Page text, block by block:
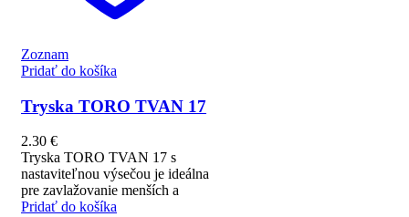
Zoznam
Pridať do košíka
Tryska TORO TVAN 17
2.30 €
Tryska TORO TVAN 17 s
nastaviteľnou výsečou je ideálna
pre zavlažovanie menších a
Pridať do košíka